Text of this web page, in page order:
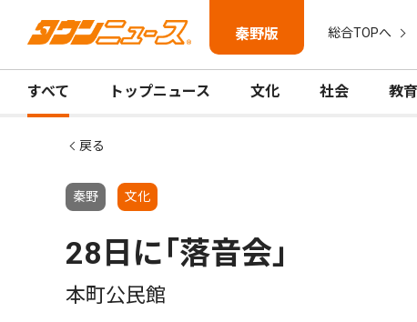
秦野版 総合TOPへ
すべて トップニュース 文化 社会 教育
戻る
秦野 文化
28日に｢落音会｣
本町公民館